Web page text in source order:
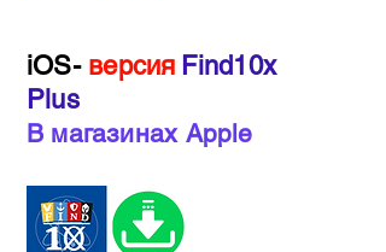
iOS- версия Find10x
Plus
В магазинах Apple